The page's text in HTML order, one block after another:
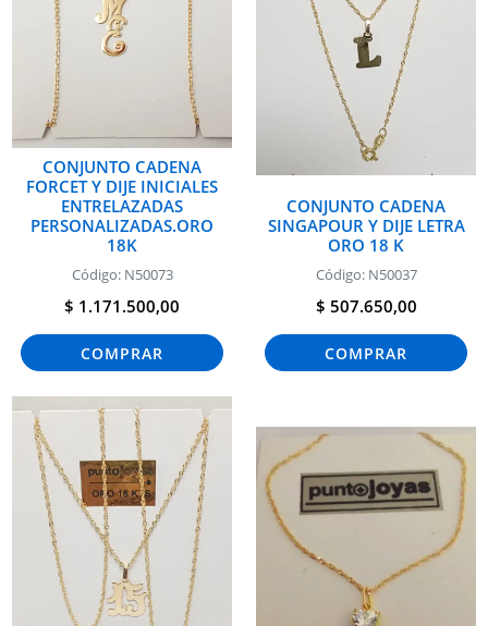
CONJUNTO CADENA
FORCET Y DIJE INICIALES
ENTRELAZADAS
PERSONALIZADAS.ORO
18K
Código: N50073
$ 1.171.500,00
COMPRAR
CONJUNTO CADENA
SINGAPOUR Y DIJE LETRA
ORO 18 K
Código: N50037
$ 507.650,00
COMPRAR